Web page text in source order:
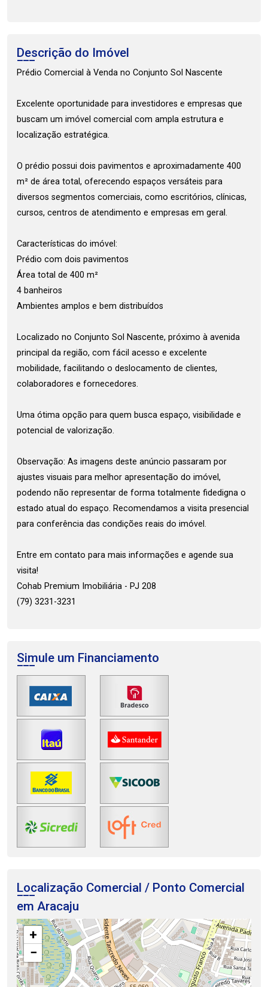
Descrição do Imóvel
Prédio Comercial à Venda no Conjunto Sol Nascente
Excelente oportunidade para investidores e empresas que
buscam um imóvel comercial com ampla estrutura e
localização estratégica.
O prédio possui dois pavimentos e aproximadamente 400
m² de área total, oferecendo espaços versáteis para
diversos segmentos comerciais, como escritórios, clínicas,
cursos, centros de atendimento e empresas em geral.
Características do imóvel:
Prédio com dois pavimentos
Área total de 400 m²
4 banheiros
Ambientes amplos e bem distribuídos
Localizado no Conjunto Sol Nascente, próximo à avenida
principal da região, com fácil acesso e excelente
mobilidade, facilitando o deslocamento de clientes,
colaboradores e fornecedores.
Uma ótima opção para quem busca espaço, visibilidade e
potencial de valorização.
Observação: As imagens deste anúncio passaram por
ajustes visuais para melhor apresentação do imóvel,
podendo não representar de forma totalmente fidedigna o
estado atual do espaço. Recomendamos a visita presencial
para conferência das condições reais do imóvel.
Entre em contato para mais informações e agende sua
visita!
Cohab Premium Imobiliária - PJ 208
(79) 3231-3231
Simule um Financiamento
Localização Comercial / Ponto Comercial
em Aracaju
+
−